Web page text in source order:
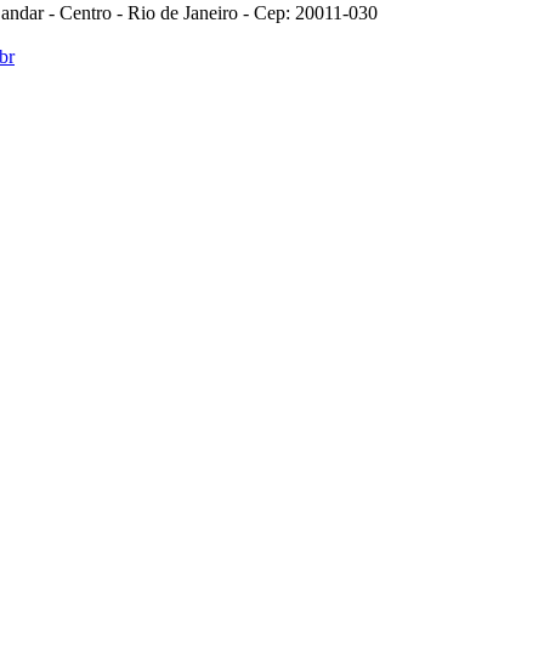
- Centro - Rio de Janeiro - Cep: 20011-030